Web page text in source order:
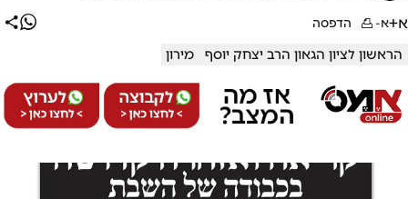
א+א- הדפסה
הראשון לציון הגאון הרב יצחק יוסף מירון